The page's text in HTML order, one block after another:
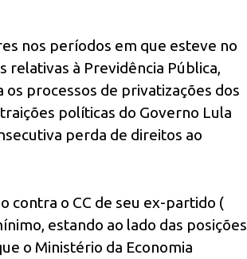
nos períodos em que esteve no
relativas à Previdência Pública,
processos de privatizações dos
políticas do Governo Lula
perda de direitos ao
contra o CC de seu ex-partido (
estando ao lado das posições
o Ministério da Economia